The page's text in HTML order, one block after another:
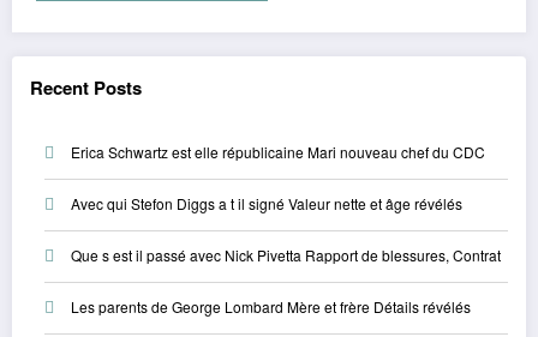
Recent Posts
Erica Schwartz est elle républicaine Mari nouveau chef du CDC
Avec qui Stefon Diggs a t il signé Valeur nette et âge révélés
Que s est il passé avec Nick Pivetta Rapport de blessures, Contrat
Les parents de George Lombard Mère et frère Détails révélés